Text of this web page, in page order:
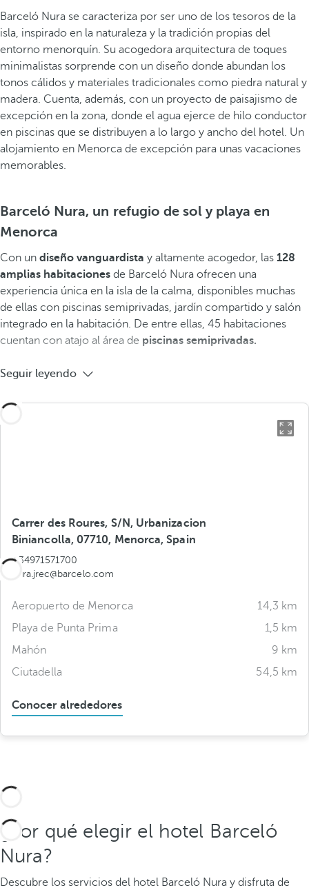
Barceló Nura se caracteriza por ser uno de los tesoros de la
isla, inspirado en la naturaleza y la tradición propias del
entorno menorquín. Su acogedora arquitectura de toques
minimalistas sorprende con un diseño donde abundan los
tonos cálidos y materiales tradicionales como piedra natural y
madera. Cuenta, además, con un proyecto de paisajismo de
excepción en la zona, donde el agua ejerce de hilo conductor
en piscinas que se distribuyen a lo largo y ancho del hotel. Un
alojamiento en Menorca de excepción para unas vacaciones
memorables.
Barceló Nura, un refugio de sol y playa en
Menorca
Con un diseño vanguardista y altamente acogedor, las 128
amplias habitaciones de Barceló Nura ofrecen una
experiencia única en la isla de la calma, disponibles muchas
de ellas con piscinas semiprivadas, jardín compartido y salón
integrado en la habitación. De entre ellas, 45 habitaciones
cuentan con atajo al área de piscinas semiprivadas.
Seguir leyendo
Carrer des Roures, S/N, Urbanizacion
Biniancolla, 07710, Menorca, Spain
+34971571700
nura.jrec@barcelo.com
Aeropuerto de Menorca
14,3 km
Playa de Punta Prima
1,5 km
Mahón
9 km
Ciutadella
54,5 km
Conocer alrededores
¿Por qué elegir el hotel Barceló
Nura?
Descubre los servicios del hotel Barceló Nura y disfruta de